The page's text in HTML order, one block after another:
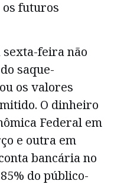
os futuros
feira não
saque-
os valores
O dinheiro
Federal em
e outra em
bancária no
do público-